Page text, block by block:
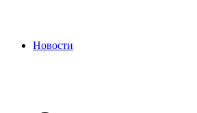
Новости